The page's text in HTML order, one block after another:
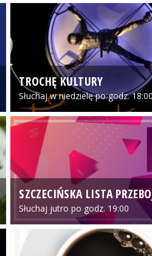
TROCHĘ KULTURY
Słuchaj w niedzielę po godz. 18:00
SZCZECIŃSKA LISTA
Słuchaj jutro po godz. 19:00